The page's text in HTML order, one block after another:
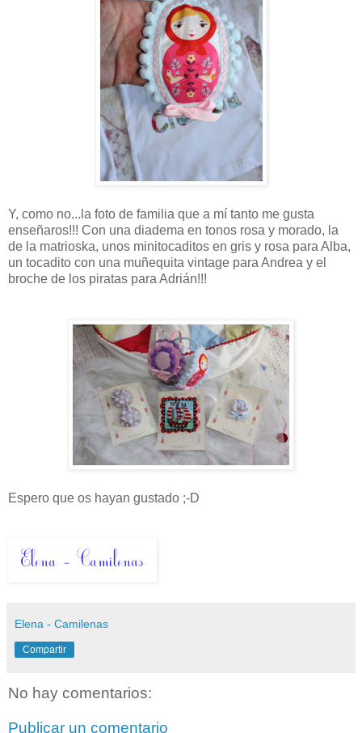
Y, como no...la foto de familia que a mí tanto me gusta
enseñaros!!! Con una diadema en tonos rosa y morado, la
de la matrioska, unos minitocaditos en gris y rosa para Alba,
un tocadito con una muñequita vintage para Andrea y el
broche de los piratas para Adrián!!!
Espero que os hayan gustado ;-D
Elena - Camilenas
Compartir
No hay comentarios:
Publicar un comentario